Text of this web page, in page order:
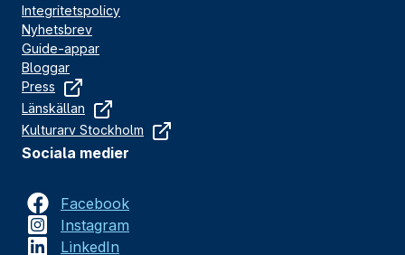
Integritetspolicy
Nyhetsbrev
Guide-appar
Bloggar
Press
Länskällan
Kulturarv Stockholm
Sociala medier
Facebook
Instagram
LinkedIn